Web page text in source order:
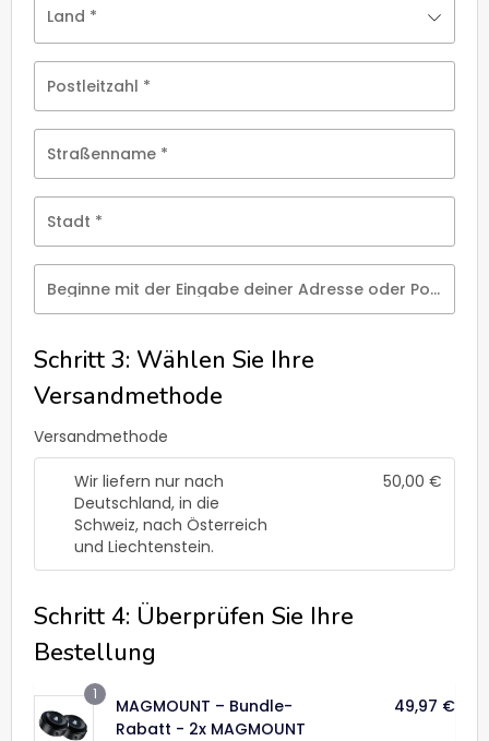
Land *
Postleitzahl *
Straßenname *
Stadt *
Beginne mit der Eingabe deiner Adresse oder Postleitzahl
Schritt 3: Wählen Sie Ihre
Versandmethode
Versandmethode
Wir liefern nur nach
Deutschland, in die
Schweiz, nach Österreich
und Liechtenstein.
50,00 €
Schritt 4: Überprüfen Sie Ihre
Bestellung
1
MAGMOUNT – Bundle-
Rabatt - 2x MAGMOUNT
49,97 €